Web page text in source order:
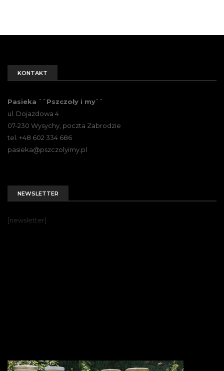
KONTAKT
Pasieka ``Pszczoły i my``
ul. Dojazdowa 4
07-230 Wysychy, poczta Zabrodzie
tel. +48 602 334 686
pasieka@pszczolyimy.pl
NEWSLETTER
[newsletter]